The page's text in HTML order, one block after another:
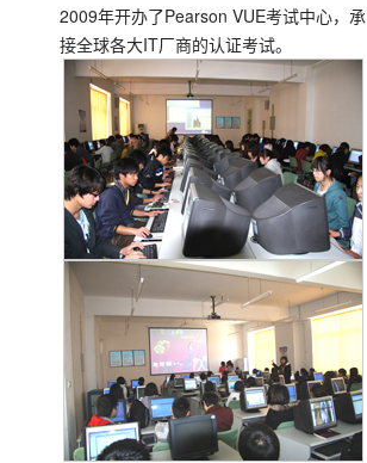
2009年开办了Pearson VUE考试中心，承
接全球各大IT厂商的认证考试。